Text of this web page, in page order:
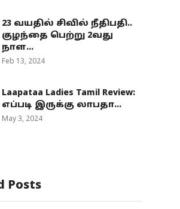
23 வயதில் சிவில் நீதிபதி..
குழந்தை பெற்று 2வது
நாள...
Feb 13, 2024
Laapataa Ladies Tamil Review:
எப்படி இருக்கு லாபதா...
May 3, 2024
Posts